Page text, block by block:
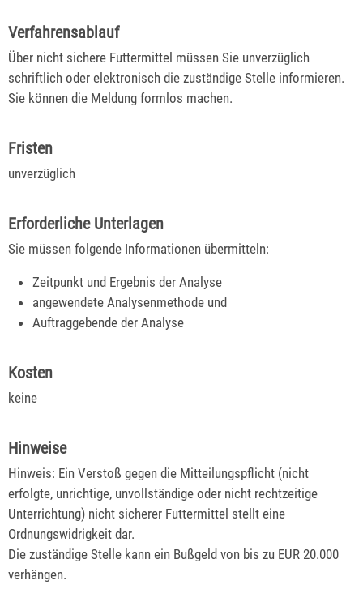
Verfahrensablauf
Über nicht sichere Futtermittel müssen Sie unverzüglich
schriftlich oder elektronisch die zuständige Stelle informieren.
Sie können die Meldung formlos machen.
Fristen
unverzüglich
Erforderliche Unterlagen
Sie müssen folgende Informationen übermitteln:
Zeitpunkt und Ergebnis der Analyse
angewendete Analysenmethode und
Auftraggebende der Analyse
Kosten
keine
Hinweise
Hinweis: Ein Verstoß gegen die Mitteilungspflicht (nicht
erfolgte, unrichtige, unvollständige oder nicht rechtzeitige
Unterrichtung) nicht sicherer Futtermittel stellt eine
Ordnungswidrigkeit dar.
Die zuständige Stelle kann ein Bußgeld von bis zu EUR 20.000
verhängen.